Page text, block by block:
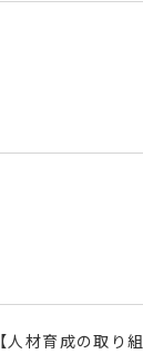
【人材育成の取り組